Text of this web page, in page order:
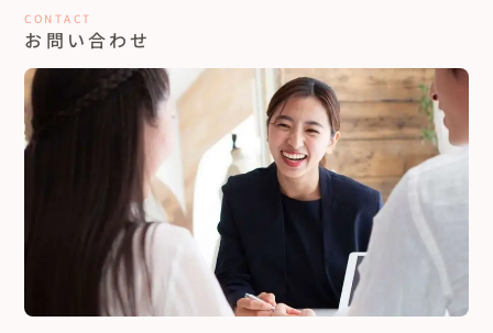
ぱなしで、どんな些細なことでも一緒に考えて、一緒に取り組んで
くれました。
てくれたことです。式場見学や衣装の打ち合わせはもちろんのこ
と、前撮りのロケのために新潟市まで付いてきてくれました。緊
張するはずの撮影も熊谷さんがいてくれたおかげで、ただただ楽
しかったです。結婚式を迎えるまでの出来事は全て共有、そして一
緒に楽しんでくださったので私たちと熊谷さんの間に温度差が全
くなく、その安心感と嬉しさが本当に大きかったです。
おかげで本当にすてきな結婚式を行うことができました。熊谷さ
んにお願いしたからこそ素晴らしい日を過ごすことができて、結婚
式の本当の楽しさを味わうことができました。私たちと一緒に歩
んでくださったことに心から感謝しています。
姉の結婚式をプロデュースされた事がご縁で熊谷さんに依頼しま
した。
家族や友人たちと笑顔いっぱいの自然体なウェディングがした
い！という想いを大切に、私たちらしい式を叶えて下さいまし
美味しいお料理を楽しみながら、自然とゲスト同士の距離感も近
くなって中座中に笑い声が聞こえてきた時は、「みんなに楽しん
でもらえているなあ」と嬉しくなりました。
一人ひとりに感謝の気持ちを伝える時間を創って頂いたことも印
象に残っています。結婚式をして本当に良かった！と心から思える
ウェディングをプロデュースして頂きました。
これからも大切にしたいご縁を繋げてくださり、とても感謝して
います！ありがとうございました。
もっと見る...
夢だった場所でウエディング
CONTACT
お問い合わせ